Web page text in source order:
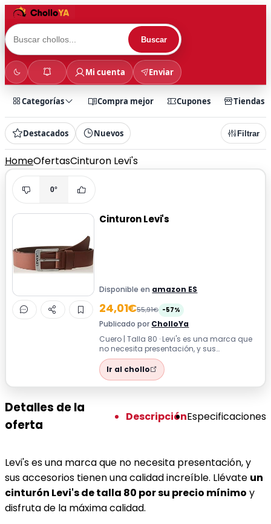
Buscar
Mi cuenta Enviar
Categorías Compra mejor Cupones Tiendas
Destacados Nuevos Filtrar
HomeOfertasCinturon Levi's
0°
Cinturon Levi's
Disponible en amazon ES
24,01€55,91€ -57%
Publicado por CholloYa
Cuero | Talla 80 · Levi's es una marca que
no necesita presentación, y sus
accesorios tienen una calidad increíble.
L...Ir al chollo
Detalles de la
oferta
DescripciónEspecificaciones
Levi's es una marca que no necesita presentación, y
sus accesorios tienen una calidad increíble. Llévate un
cinturón Levi's de talla 80 por su precio mínimo y
disfruta de la máxima calidad.